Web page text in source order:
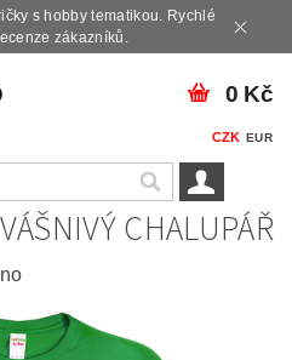
s hobby tematikou. Rychlé
zákazníků.
CZK EUR
0 Kč
CHALUPÁŘ